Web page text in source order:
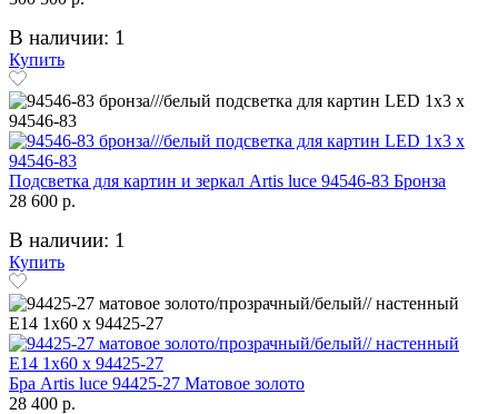
В наличии: 1
Купить
Подсветка для картин и зеркал Artis luce 94546-83 Бронза
28 600 р.
В наличии: 1
Купить
Бра Artis luce 94425-27 Матовое золото
28 400 р.